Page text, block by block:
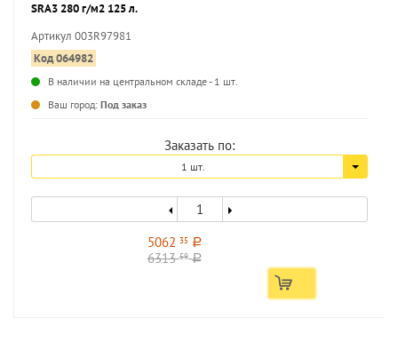
SRA3 280 г/м2 125 л.
Артикул 003R97981
Код 064982
В наличии на центральном складе - 1 шт.
Ваш город: Под заказ
Заказать по:
1 шт.
5062 35 a
631359 a